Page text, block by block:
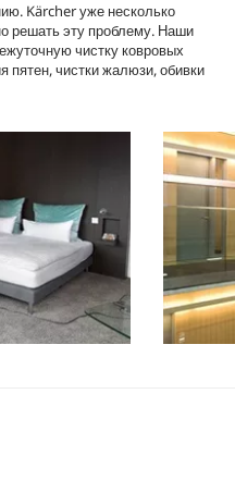
Kärcher уже несколько
решать эту проблему. Наши
чистку ковровых
пятен, чистки жалюзи, обивки